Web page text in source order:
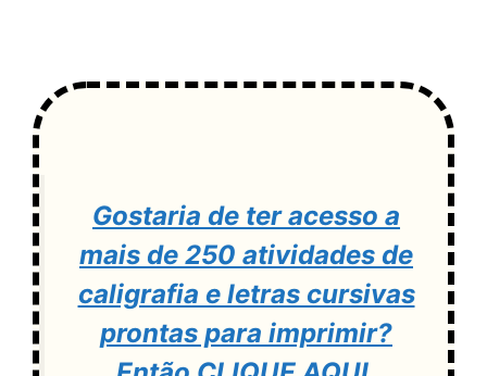
Gostaria de ter acesso a
mais de 250 atividades de
caligrafia e letras cursivas
prontas para imprimir?